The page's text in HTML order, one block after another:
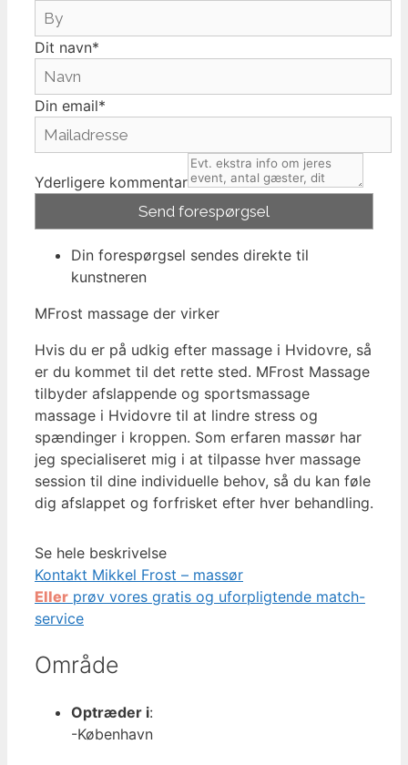
Dit navn*
Din email*
Yderligere kommentar
Din forespørgsel sendes direkte til
kunstneren
MFrost massage der virker
Hvis du er på udkig efter massage i Hvidovre, så
er du kommet til det rette sted. MFrost Massage
tilbyder afslappende og sportsmassage
massage i Hvidovre til at lindre stress og
spændinger i kroppen. Som erfaren massør har
jeg specialiseret mig i at tilpasse hver massage
session til dine individuelle behov, så du kan føle
dig afslappet og forfrisket efter hver behandling.
Se hele beskrivelse
Kontakt Mikkel Frost – massør
Eller prøv vores gratis og uforpligtende match-
service
Område
Optræder i:
-København